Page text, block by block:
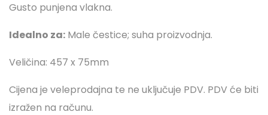
Gusto punjena vlakna.
Idealno za: Male čestice; suha proizvodnja.
Veličina: 457 x 75mm
Cijena je veleprodajna te ne uključuje PDV. PDV će biti
izražen na računu.